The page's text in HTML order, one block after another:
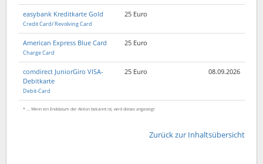
easybank Kreditkarte Gold
Credit Card/ Revolving Card
25 Euro
American Express Blue Card
Charge Card
25 Euro
comdirect JuniorGiro VISA-
Debitkarte
Debit-Card
25 Euro 08.09.2026
* ... Wenn ein Enddatum der Aktion bekannt ist, wird dieses angezeigt
Zurück zur Inhaltsübersicht